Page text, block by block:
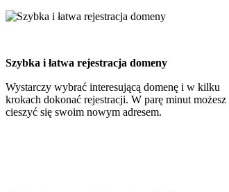
Szybka i łatwa rejestracja domeny
Wystarczy wybrać interesującą domenę i w kilku
krokach dokonać rejestracji. W parę minut możesz
cieszyć się swoim nowym adresem.